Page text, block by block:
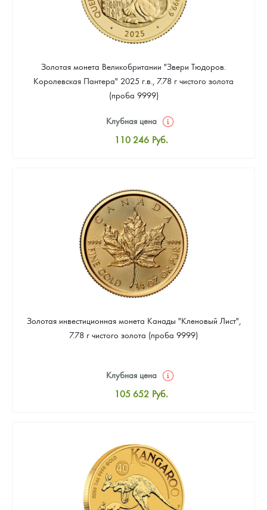
Золотая монета Великобритании "Звери Тюдоров.
Королевская Пантера" 2025 г.в., 7.78 г чистого золота
(проба 9999)
Клубная цена
110 246 Руб.
Цена выкупа
Звоните
Золотая инвестиционная монета Канады "Кленовый Лист",
7.78 г чистого золота (проба 9999)
Клубная цена
105 652 Руб.
Цена выкупа
94 628 Руб.